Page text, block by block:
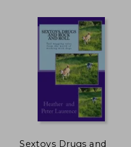
44,37 €
Sextoys Drugs and